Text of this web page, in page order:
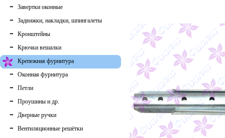
Завертки оконные
Задвижки, накладки, шпингалеты
Кронштейны
Крючки вешалки
Крепежная фурнитура
Оконная фурнитура
Петли
Проушины и др.
Дверные ручки
Вентиляционные решётки